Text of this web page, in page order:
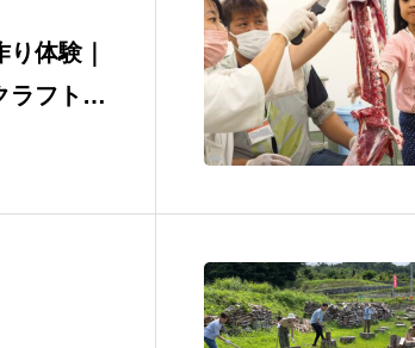
り体験｜
ラフトワ